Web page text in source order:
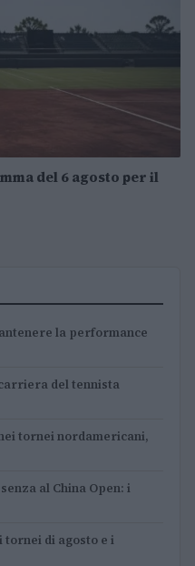
del 6 agosto per il
la performance
del tennista
tornei nordamericani,
al China Open: i
tornei di agosto e i